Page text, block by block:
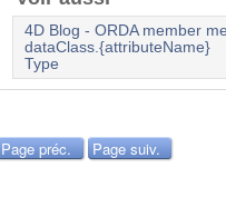
4D Blog - ORDA member
dataClass.{attributeName}
Type
Page préc. Page suiv.